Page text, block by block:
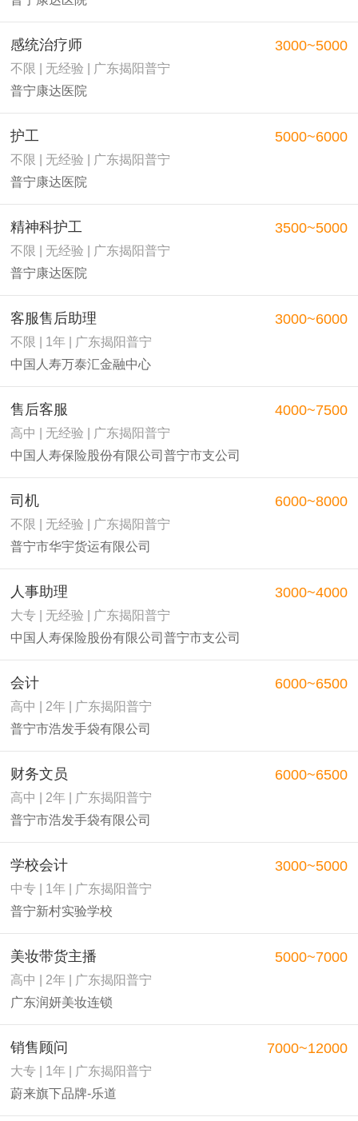
感统治疗师
不限 | 无经验 | 广东揭阳普宁
普宁康达医院
3000~5000
护工
不限 | 无经验 | 广东揭阳普宁
普宁康达医院
5000~6000
精神科护工
不限 | 无经验 | 广东揭阳普宁
普宁康达医院
3500~5000
客服售后助理
不限 | 1年 | 广东揭阳普宁
中国人寿万泰汇金融中心
3000~6000
售后客服
高中 | 无经验 | 广东揭阳普宁
中国人寿保险股份有限公司普宁市支公司
4000~7500
司机
不限 | 无经验 | 广东揭阳普宁
普宁市华宇货运有限公司
6000~8000
人事助理
大专 | 无经验 | 广东揭阳普宁
中国人寿保险股份有限公司普宁市支公司
3000~4000
会计
高中 | 2年 | 广东揭阳普宁
普宁市浩发手袋有限公司
6000~6500
财务文员
高中 | 2年 | 广东揭阳普宁
普宁市浩发手袋有限公司
6000~6500
学校会计
中专 | 1年 | 广东揭阳普宁
普宁新村实验学校
3000~5000
美妆带货主播
高中 | 2年 | 广东揭阳普宁
广东润妍美妆连锁
5000~7000
销售顾问
大专 | 1年 | 广东揭阳普宁
蔚来旗下品牌-乐道
7000~12000